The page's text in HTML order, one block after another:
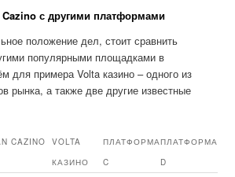
с другими платформами
положение дел, стоит сравнить
популярными площадками в
для примера Volta казино – одного из
рынка, а также две другие известные
CAZINO
VOLTA
КАЗИНО
ПЛАТФОРМА
C
ПЛАТФОРМА
D